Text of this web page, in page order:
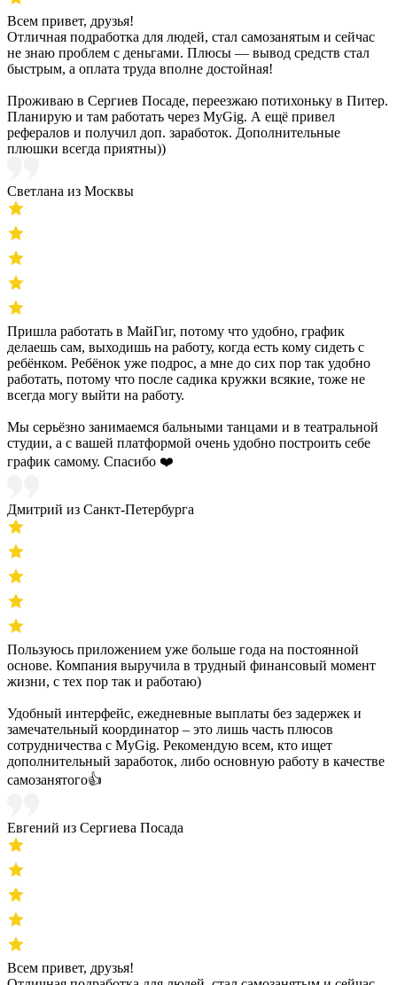
Всем привет, друзья!
Отличная подработка для людей, стал самозанятым и сейчас
не знаю проблем с деньгами. Плюсы — вывод средств стал
быстрым, а оплата труда вполне достойная!
Проживаю в Сергиев Посаде, переезжаю потихоньку в Питер.
Планирую и там работать через MyGig. А ещё привел
рефералов и получил доп. заработок. Дополнительные
плюшки всегда приятны))
Светлана из Москвы
Пришла работать в МайГиг, потому что удобно, график
делаешь сам, выходишь на работу, когда есть кому сидеть с
ребёнком. Ребёнок уже подрос, а мне до сих пор так удобно
работать, потому что после садика кружки всякие, тоже не
всегда могу выйти на работу.
Мы серьёзно занимаемся бальными танцами и в театральной
студии, а с вашей платформой очень удобно построить себе
график самому. Спасибо ❤️
Дмитрий из Санкт-Петербурга
Пользуюсь приложением уже больше года на постоянной
основе. Компания выручила в трудный финансовый момент
жизни, с тех пор так и работаю)
Удобный интерфейс, ежедневные выплаты без задержек и
замечательный координатор – это лишь часть плюсов
сотрудничества с MyGig. Рекомендую всем, кто ищет
дополнительный заработок, либо основную работу в качестве
самозанятого👍
Евгений из Сергиева Посада
Всем привет, друзья!